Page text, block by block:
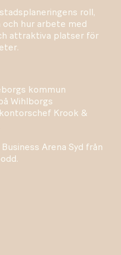
roll,
hur arbete med
attraktiva platser för
kommun
Wihlborgs
Krook &
Arena Syd från